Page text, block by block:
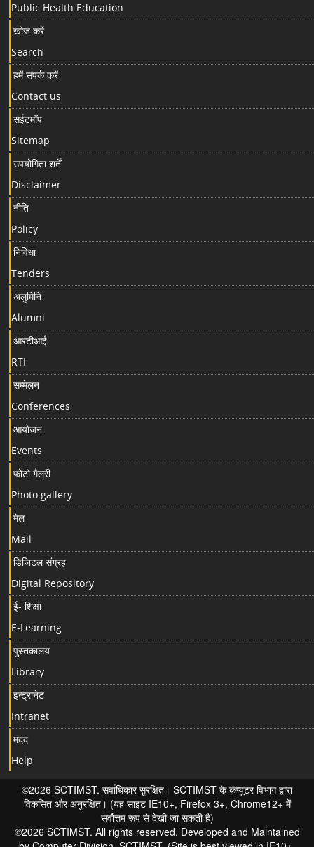
Public Health Education
खोज करें
Search
हमें संपर्क करें
Contact us
सईटमॉप
Sitemap
उपयोगिता शर्तें
Disclaimer
नीति
Policy
निविधा
Tenders
अलुमिनि
Alumni
आरटीआई
RTI
सम्मेलन
Conferences
आयोजन
Events
फोटो गैलरी
Photo gallery
मेल
Mail
डिजिटल संग्रह
Digital Repository
ई- शिक्षा
E-Learning
पुस्तकालय
Library
इन्ट्रानेट
Intranet
मदद
Help
©2026 SCTIMST. सर्वाधिकार सुरक्षित। SCTIMST के कंप्यूटर विभाग द्वारा
विकसित और अनुरक्षित। (यह साइट IE10+, Firefox 3+, Chrome12+ में
सर्वोत्तम रूप से देखी जा सकती है)
©2026 SCTIMST. All rights reserved. Developed and Maintained